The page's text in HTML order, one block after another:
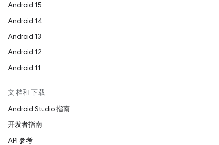
Android 15
Android 14
Android 13
Android 12
Android 11
文档和下载
Android Studio 指南
开发者指南
API 参考